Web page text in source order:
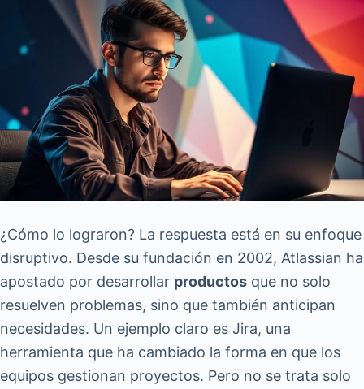
¿Cómo lo lograron? La respuesta está en su enfoque
disruptivo. Desde su fundación en 2002, Atlassian ha
apostado por desarrollar productos que no solo
resuelven problemas, sino que también anticipan
necesidades. Un ejemplo claro es Jira, una
herramienta que ha cambiado la forma en que los
equipos gestionan proyectos. Pero no se trata solo